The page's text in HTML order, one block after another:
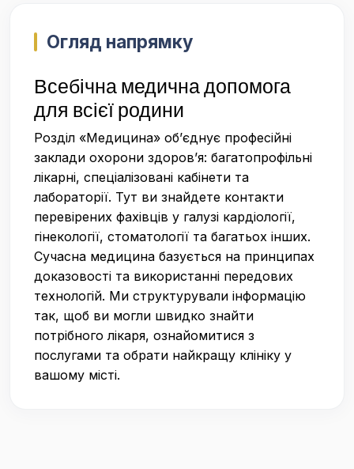
Огляд напрямку
Всебічна медична допомога
для всієї родини
Розділ «Медицина» об’єднує професійні
заклади охорони здоров’я: багатопрофільні
лікарні, спеціалізовані кабінети та
лабораторії. Тут ви знайдете контакти
перевірених фахівців у галузі кардіології,
гінекології, стоматології та багатьох інших.
Сучасна медицина базується на принципах
доказовості та використанні передових
технологій. Ми структурували інформацію
так, щоб ви могли швидко знайти
потрібного лікаря, ознайомитися з
послугами та обрати найкращу клініку у
вашому місті.